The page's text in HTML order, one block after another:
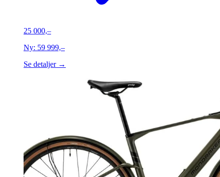
25 000,–
Ny: 59 999,–
Se detaljer →